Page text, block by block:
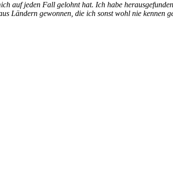
auf jeden Fall gelohnt hat. Ich habe
Ländern gewonnen, die ich sonst wohl nie kennen